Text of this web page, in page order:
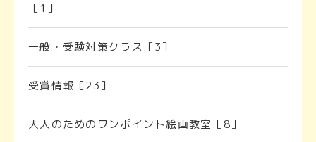
［1］
一般・受験対策クラス［3］
受賞情報［23］
大人のためのワンポイント絵画教室［8］